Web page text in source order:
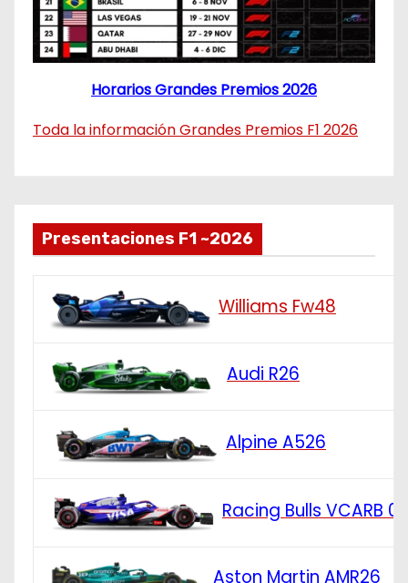
Horarios Grandes Premios 2026
Toda la información Grandes Premios F1 2026
Presentaciones F1 ~2026
Williams Fw48
Audi R26
Alpine A526
Racing Bulls VCARB 03
Aston Martin AMR26